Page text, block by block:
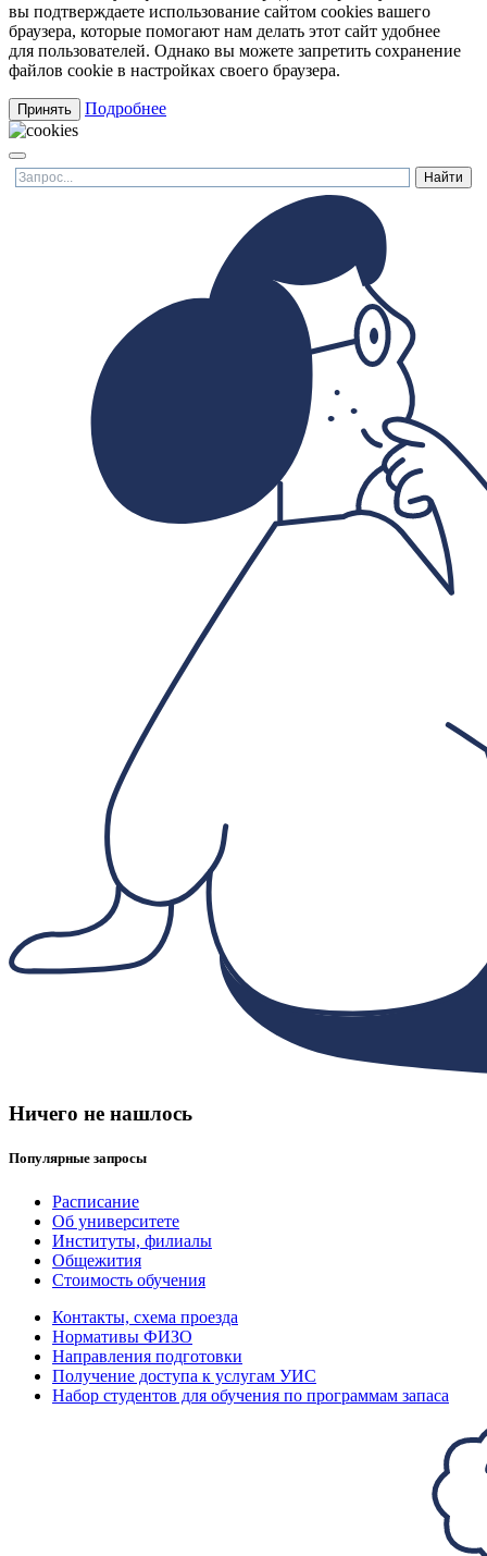
вы подтверждаете использование сайтом cookies вашего
браузера, которые помогают нам делать этот сайт удобнее
для пользователей. Однако вы можете запретить сохранение
файлов cookie в настройках своего браузера.
Принять Подробнее
Ничего не нашлось
Популярные запросы
Расписание
Об университете
Институты, филиалы
Общежития
Стоимость обучения
Контакты, схема проезда
Нормативы ФИЗО
Направления подготовки
Получение доступа к услугам УИС
Набор студентов для обучения по программам запаса